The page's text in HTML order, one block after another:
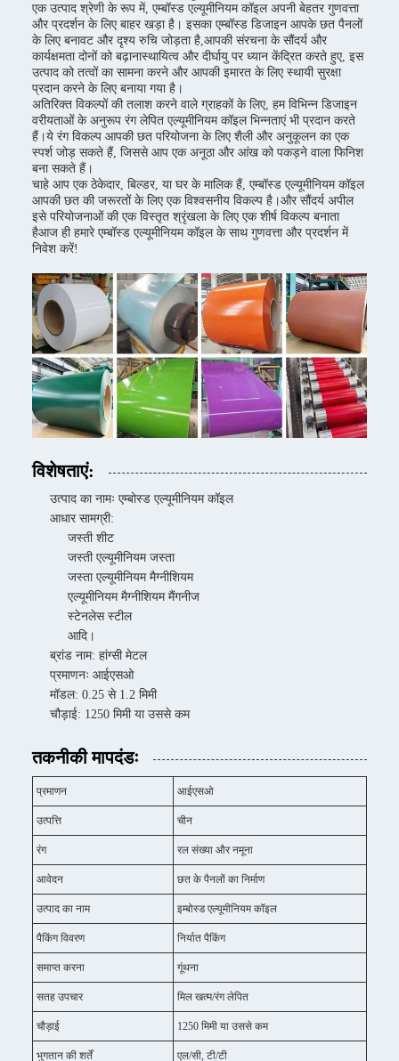
एक उत्पाद श्रेणी के रूप में, एम्बॉस्ड एल्यूमीनियम कॉइल अपनी बेहतर गुणवत्ता
और प्रदर्शन के लिए बाहर खड़ा है। इसका एम्बॉस्ड डिजाइन आपके छत पैनलों
के लिए बनावट और दृश्य रुचि जोड़ता है,आपकी संरचना के सौंदर्य और
कार्यक्षमता दोनों को बढ़ानास्थायित्व और दीर्घायु पर ध्यान केंद्रित करते हुए, इस
उत्पाद को तत्वों का सामना करने और आपकी इमारत के लिए स्थायी सुरक्षा
प्रदान करने के लिए बनाया गया है।
अतिरिक्त विकल्पों की तलाश करने वाले ग्राहकों के लिए, हम विभिन्न डिजाइन
वरीयताओं के अनुरूप रंग लेपित एल्यूमीनियम कॉइल भिन्नताएं भी प्रदान करते
हैं।ये रंग विकल्प आपकी छत परियोजना के लिए शैली और अनुकूलन का एक
स्पर्श जोड़ सकते हैं, जिससे आप एक अनूठा और आंख को पकड़ने वाला फिनिश
बना सकते हैं।
चाहे आप एक ठेकेदार, बिल्डर, या घर के मालिक हैं, एम्बॉस्ड एल्यूमीनियम कॉइल
आपकी छत की जरूरतों के लिए एक विश्वसनीय विकल्प है।और सौंदर्य अपील
इसे परियोजनाओं की एक विस्तृत श्रृंखला के लिए एक शीर्ष विकल्प बनाता
हैआज ही हमारे एम्बॉस्ड एल्यूमीनियम कॉइल के साथ गुणवत्ता और प्रदर्शन में
निवेश करें!
विशेषताएं:
उत्पाद का नामः एम्बोस्ड एल्यूमीनियम कॉइल
आधार सामग्री:
जस्ती शीट
जस्ती एल्यूमीनियम जस्ता
जस्ता एल्यूमीनियम मैग्नीशियम
एल्यूमीनियम मैग्नीशियम मैंगनीज
स्टेनलेस स्टील
आदि।
ब्रांड नाम: हांग्सी मेटल
प्रमाणनः आईएसओ
मॉडल: 0.25 से 1.2 मिमी
चौड़ाई: 1250 मिमी या उससे कम
तकनीकी मापदंडः
प्रमाणन आईएसओ
उत्पत्ति चीन
रंग रल संख्या और नमूना
आवेदन छत के पैनलों का निर्माण
उत्पाद का नाम इम्बोस्ड एल्यूमीनियम कॉइल
पैकिंग विवरण निर्यात पैकिंग
समाप्त करना गूंथना
सतह उपचार मिल खत्म/रंग लेपित
चौड़ाई 1250 मिमी या उससे कम
भुगतान की शर्तें एल/सी, टी/टी